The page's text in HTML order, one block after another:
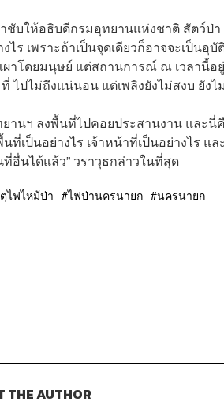
ชับให้อธิบดีกรมอุทยานแห่งชาติ สัตว์ป่
ไร เพราะถ้าเป็นจุดเดียวก็อาจจะเป็นอุ
ผาโดยมนุษย์ แต่สถานการณ์ ณ เวลา
ไปไม่ถึงแน่นอน แต่เพลิงยังไม่สงบ ยั
ยานฯ ลงพื้นที่ไปคอยประสานงาน และ
ที่เป็นอย่างไร เจ้าหน้าที่เป็นอย่างไร แ
อื่นได้แล้ว” วราวุธกล่าวในที่สุด
ไฟไหม้ป่า ไฟป่านครนายก นครนายก
THE AUTHOR